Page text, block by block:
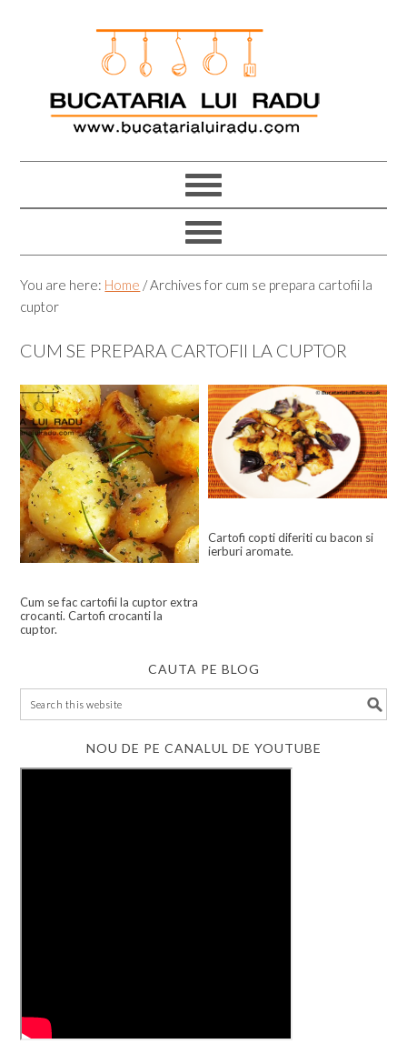
You are here: Home /Archives for cum se prepara cartofii la
cuptor
CUM SE PREPARA CARTOFII LA CUPTOR
Cum se fac cartofii la cuptor extra
crocanti. Cartofi crocanti la
cuptor.
Cartofi copti diferiti cu bacon si
ierburi aromate.
CAUTA PE BLOG
NOU DE PE CANALUL DE YOUTUBE